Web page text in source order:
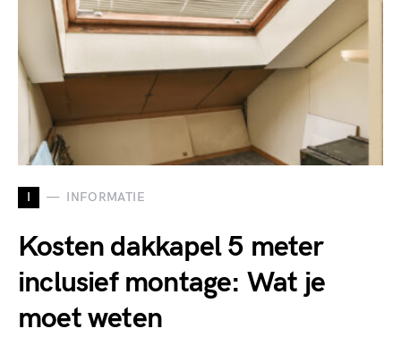
I INFORMATIE
Kosten dakkapel 5 meter
inclusief montage: Wat je
moet weten